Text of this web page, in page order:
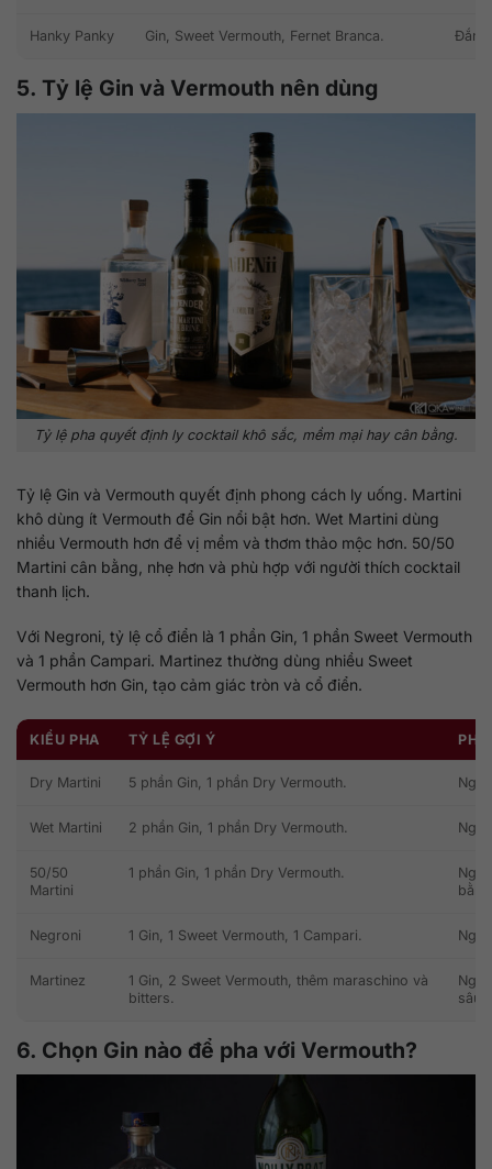
Hanky Panky Gin, Sweet Vermouth, Fernet Branca. Đắng
5. Tỷ lệ Gin và Vermouth nên dùng
Tỷ lệ pha quyết định ly cocktail khô sắc, mềm mại hay cân bằng.
Tỷ lệ Gin và Vermouth quyết định phong cách ly uống. Martini
khô dùng ít Vermouth để Gin nổi bật hơn. Wet Martini dùng
nhiều Vermouth hơn để vị mềm và thơm thảo mộc hơn. 50/50
Martini cân bằng, nhẹ hơn và phù hợp với người thích cocktail
thanh lịch.
Với Negroni, tỷ lệ cổ điển là 1 phần Gin, 1 phần Sweet Vermouth
và 1 phần Campari. Martinez thường dùng nhiều Sweet
Vermouth hơn Gin, tạo cảm giác tròn và cổ điển.
KIỂU PHA TỶ LỆ GỢI Ý
Dry Martini 5 phần Gin, 1 phần Dry Vermouth.
Wet Martini 2 phần Gin, 1 phần Dry Vermouth.
50/50
Martini
1 phần Gin, 1 phần Dry Vermouth.
Negroni 1 Gin, 1 Sweet Vermouth, 1 Campari.
Martinez
1 Gin, 2 Sweet Vermouth, thêm maraschino và
bitters.
sâu.
6. Chọn Gin nào để pha với Vermouth?